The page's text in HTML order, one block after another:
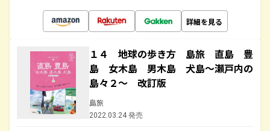
詳細を見る
１４ 地球の歩き方 島旅 直島 豊
島 女木島 男木島 犬島～瀬戸内の
島々２～ 改訂版
島旅
2022.03.24 発売